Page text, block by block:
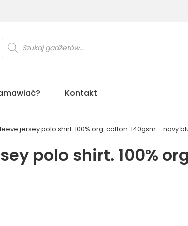
Wyszukiwarka
produktów
Kontakt
jersey polo shirt. 100% org. cotton. 140gsm – navy
polo shirt. 100%